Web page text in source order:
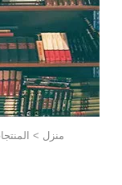
منزل >